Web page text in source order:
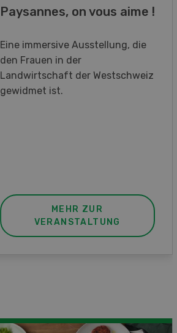
Paysannes, on vous aime !
Eine immersive Ausstellung, die
den Frauen in der
Landwirtschaft der Westschweiz
gewidmet ist.
MEHR ZUR
VERANSTALTUNG